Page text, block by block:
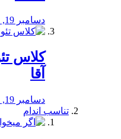
دسامبر 19, 2019
آقا
دسامبر 19, 2019
تناسب اندام